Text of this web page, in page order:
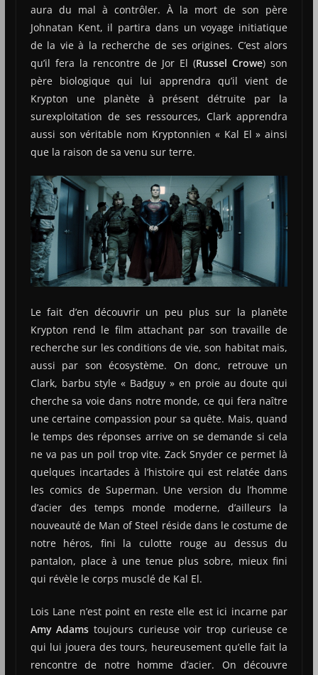
aura du mal à contrôler. À la mort de son père
Johnatan Kent, il partira dans un voyage initiatique
de la vie à la recherche de ses origines. C’est alors
qu’il fera la rencontre de Jor El (Russel Crowe) son
père biologique qui lui apprendra qu’il vient de
Krypton une planète à présent détruite par la
surexploitation de ses ressources, Clark apprendra
aussi son véritable nom Kryptonnien « Kal El » ainsi
que la raison de sa venu sur terre.
Le fait d’en découvrir un peu plus sur la planète
Krypton rend le film attachant par son travaille de
recherche sur les conditions de vie, son habitat mais,
aussi par son écosystème. On donc, retrouve un
Clark, barbu style « Badguy » en proie au doute qui
cherche sa voie dans notre monde, ce qui fera naître
une certaine compassion pour sa quête. Mais, quand
le temps des réponses arrive on se demande si cela
ne va pas un poil trop vite. Zack Snyder ce permet là
quelques incartades à l’histoire qui est relatée dans
les comics de Superman. Une version du l’homme
d’acier des temps monde moderne, d’ailleurs la
nouveauté de Man of Steel réside dans le costume de
notre héros, fini la culotte rouge au dessus du
pantalon, place à une tenue plus sobre, mieux fini
qui révèle le corps musclé de Kal El.
Lois Lane n’est point en reste elle est ici incarne par
Amy Adams toujours curieuse voir trop curieuse ce
qui lui jouera des tours, heureusement qu’elle fait la
rencontre de notre homme d’acier. On découvre